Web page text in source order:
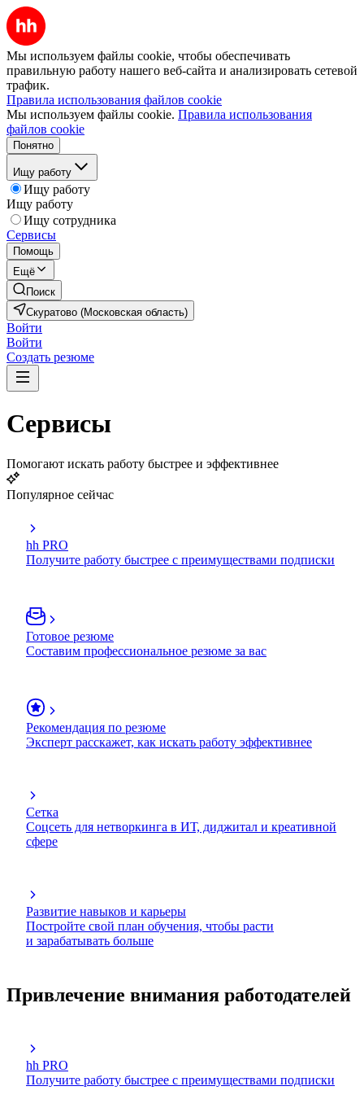
Мы используем файлы cookie, чтобы обеспечивать
правильную работу нашего веб-сайта и анализировать сетевой
трафик.
Правила использования файлов cookie
Мы используем файлы cookie. Правила использования
файлов cookie
Понятно
Ищу работу
Ищу работу
Ищу работу
Ищу сотрудника
Сервисы
Помощь
Ещё
Поиск
Скуратово (Московская область)
Войти
Войти
Создать резюме
Сервисы
Помогают искать работу быстрее и эффективнее
Популярное сейчас
hh PRO
Получите работу быстрее с преимуществами подписки
Готовое резюме
Составим профессиональное резюме за вас
Рекомендация по резюме
Эксперт расскажет, как искать работу эффективнее
Сетка
Соцсеть для нетворкинга в ИТ, диджитал и креативной
сфере
Развитие навыков и карьеры
Постройте свой план обучения, чтобы расти
и зарабатывать больше
Привлечение внимания работодателей
hh PRO
Получите работу быстрее с преимуществами подписки